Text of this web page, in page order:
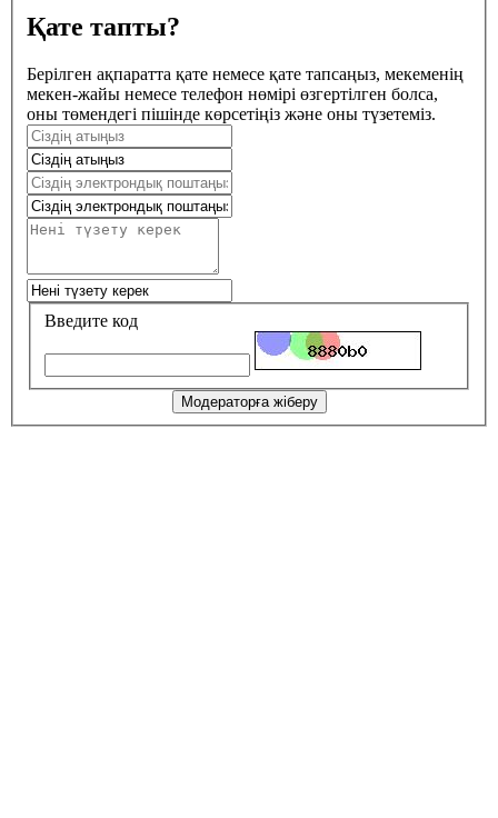
Қате тапты?
Берілген ақпаратта қате немесе қате тапсаңыз, мекеменің
мекен-жайы немесе телефон нөмірі өзгертілген болса,
оны төмендегі пішінде көрсетіңіз және оны түзетеміз.
Введите код
Модераторға жіберу